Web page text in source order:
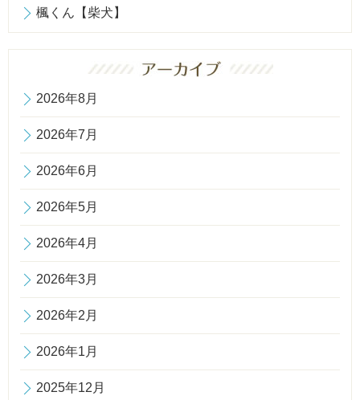
楓くん【柴犬】
2026年8月
2026年7月
2026年6月
2026年5月
2026年4月
2026年3月
2026年2月
2026年1月
2025年12月